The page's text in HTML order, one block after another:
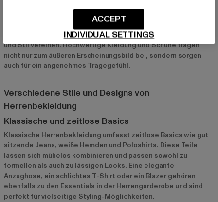
ist ein wichtiger Ausdruck der Persönlichkeit und kann sowohl
lässig als auch elegant wirken. Dazu passend sind Schuhe mehr
als nur ein modisches Accessoire – sie müssen Funktionalität
und Stil vereinen. Hochwertige Kleidung und Schuhe tragen
nicht nur zum äußeren Erscheinungsbild bei, sondern sorgen
auch für ein angenehmes Tragegefühl.
Verschiedene Stile und Designs von
Herrenbekleidung
Klassische und zeitlose Basics
Klassische Herrenbekleidung umfasst zeitlose Basics wie gut
sitzende Jeans, weiße Hemden und Poloshirts. Diese Teile
lassen sich mühelos kombinieren und passen sowohl zu
formellen als auch zu lässigen Looks. Eine elegante
Anzughose, ein schlichtes T-Shirt oder ein Blazer gehören
ebenfalls zu den Essentials in der Herrengarderobe und sind
perfekt für vielseitige Styling-Möglichkeiten.
INDIVIDUAL SETTINGS
ACCEPT